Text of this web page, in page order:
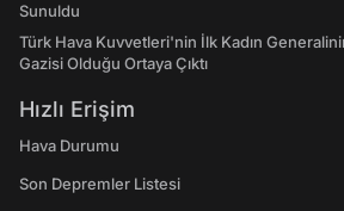
Sunuldu
Türk Hava Kuvvetleri'nin İlk Kadın
Gazisi Olduğu Ortaya Çıktı
Hızlı Erişim
Hava Durumu
Son Depremler Listesi